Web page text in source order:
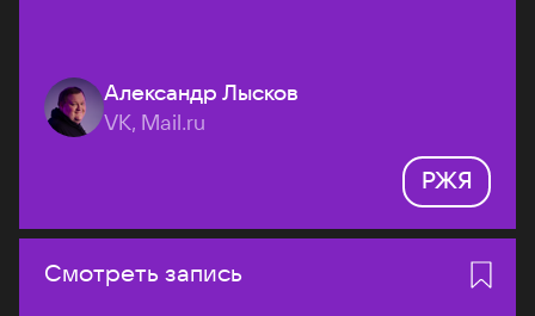
Александр Лысков
VK, Mail.ru
РЖЯ
Смотреть запись